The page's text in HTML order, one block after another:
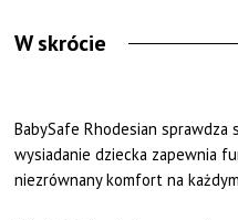
W skrócie
BabySafe Rhodesian
wysiadanie dziecka zapewnia
niezrównany komfort na